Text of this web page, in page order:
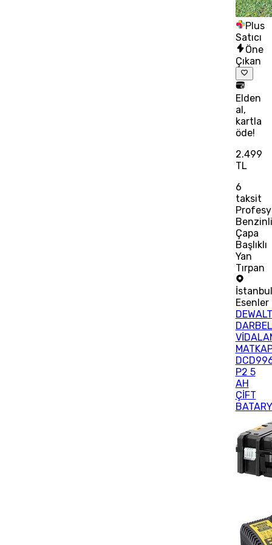
Plus
Satıcı
Öne
Çıkan
Elden
al,
kartla
öde!
2.499
TL
6
taksit
Benzinli
Çapa
Başlıklı
Yan
Tırpan
İstanbul
Esenler
DEWALT
P2 5
AH
ÇİFT